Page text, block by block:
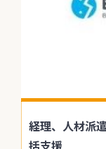
経理、人材派